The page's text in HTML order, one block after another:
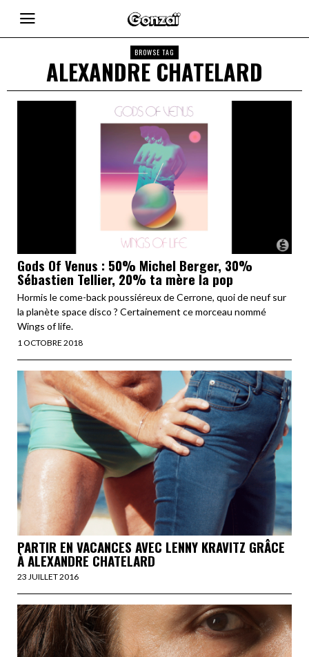
BROWSE TAG
ALEXANDRE CHATELARD
Gods Of Venus : 50% Michel Berger, 30%
Sébastien Tellier, 20% ta mère la pop
Hormis le come-back poussiéreux de Cerrone, quoi de neuf sur
la planète space disco ? Certainement ce morceau nommé
Wings of life.
1 OCTOBRE 2018
PARTIR EN VACANCES AVEC LENNY KRAVITZ GRÂCE
À ALEXANDRE CHATELARD
23 JUILLET 2016